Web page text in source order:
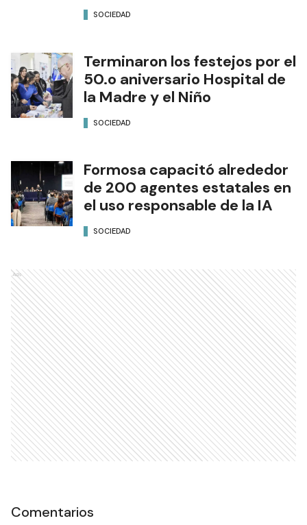
SOCIEDAD
Terminaron los festejos por el
50.o aniversario Hospital de
la Madre y el Niño
SOCIEDAD
Formosa capacitó alrededor
de 200 agentes estatales en
el uso responsable de la IA
SOCIEDAD
Ads
Comentarios